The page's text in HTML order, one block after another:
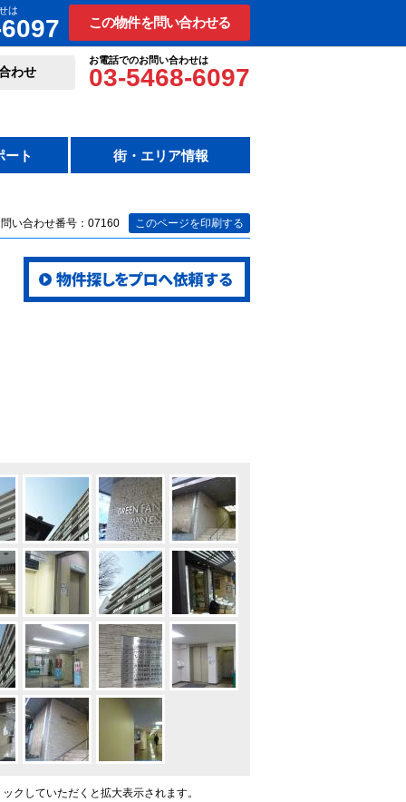
は
この物件を問い合わせる
お電話でのお問い合わせは
03-5468-6097
わせ
ート 街・エリア情報
い合わせ番号：07160 このページを印刷する
クしていただくと拡大表示されます。